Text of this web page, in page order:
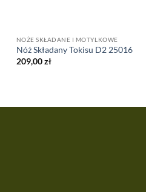
NOŻE SKŁADANE I MOTYLKOWE
Nóż Składany Tokisu D2 25016
209,00zł